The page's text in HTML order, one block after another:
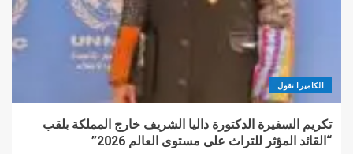
الكاميرا تقول
تكريم السفيرة الدكتورة داليا الشريف خارج المملكة بلقب
“القائد المؤثر للتراث على مستوى العالم 2026”